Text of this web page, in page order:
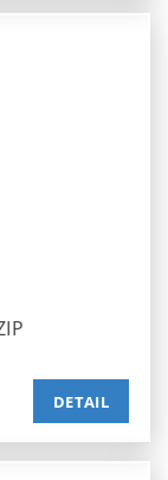
DETAIL